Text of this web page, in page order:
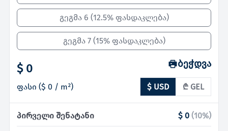
გეგმა 6 (12.5% ფასდაკლება)
გეგმა 7 (15% ფასდაკლება)
$ 0
ფასი ($ 0 / m²)
ბეჭდვა
$ USD ₾ GEL
პირველი შენატანი $ 0 (10%)